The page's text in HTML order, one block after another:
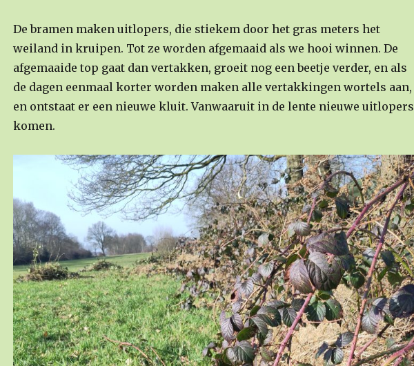
De bramen maken uitlopers, die stiekem door het gras meters het
weiland in kruipen. Tot ze worden afgemaaid als we hooi winnen. De
afgemaaide top gaat dan vertakken, groeit nog een beetje verder, en als
de dagen eenmaal korter worden maken alle vertakkingen wortels aan,
en ontstaat er een nieuwe kluit. Vanwaaruit in de lente nieuwe uitlopers
komen.